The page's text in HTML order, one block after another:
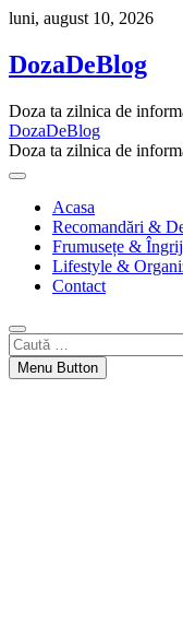
Skip
content
luni, august 10, 2026
DozaDeBlog
Doza ta zilnica de
DozaDeBlog
Doza ta zilnica de
Acasa
Recomandări &
Frumusețe &
Lifestyle &
Contact
Caută
…Menu Button